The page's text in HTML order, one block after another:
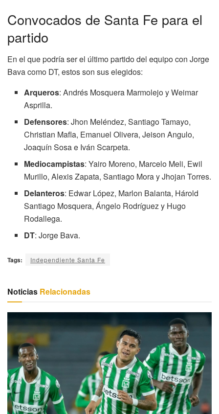
Convocados de Santa Fe para el
partido
En el que podría ser el último partido del equipo con Jorge
Bava como DT, estos son sus elegidos:
Arqueros: Andrés Mosquera Marmolejo y Weimar
Asprilla.
Defensores: Jhon Meléndez, Santiago Tamayo,
Christian Mafla, Emanuel Olivera, Jeison Angulo,
Joaquín Sosa e Iván Scarpeta.
Mediocampistas: Yairo Moreno, Marcelo Meli, Ewil
Murillo, Alexis Zapata, Santiago Mora y Jhojan Torres.
Delanteros: Edwar López, Marlon Balanta, Hárold
Santiago Mosquera, Ángelo Rodríguez y Hugo
Rodallega.
DT: Jorge Bava.
Tags: Independiente Santa Fe
Noticias Relacionadas